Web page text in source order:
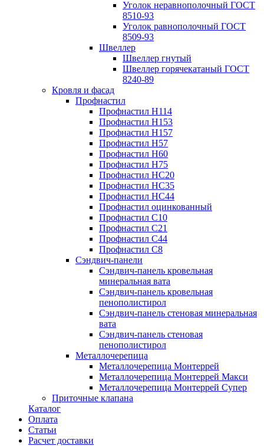
Уголок неравнополочный ГОСТ
8510-93
Уголок равнополочный ГОСТ
8509-93
Швеллер
Швеллер гнутый
Швеллер горячекатаный ГОСТ
8240-89
Кровля и фасад
Профнастил
Профнастил Н114
Профнастил Н153
Профнастил Н157
Профнастил Н57
Профнастил Н60
Профнастил Н75
Профнастил НС20
Профнастил НС35
Профнастил НС44
Профнастил оцинкованный
Профнастил С10
Профнастил С21
Профнастил С44
Профнастил С8
Сэндвич-панели
Сэндвич-панель кровельная
минеральная вата
Сэндвич-панель кровельная
пенополистирол
Сэндвич-панель стеновая минеральная
вата
Сэндвич-панель стеновая
пенополистирол
Металлочерепица
Металлочерепица Монтеррей
Металлочерепица Монтеррей Макси
Металлочерепица Монтеррей Супер
Приточные клапана
Каталог
Оплата
Статьи
Расчет доставки